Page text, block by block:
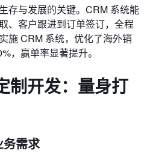
存与发展的关键。CRM 系统能
、客户跟进到订单签订，全程
施 CRM 系统，优化了海外销
，赢单率显著提升。
制开发：量身打
务需求